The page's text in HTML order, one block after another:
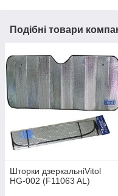
Подібні товари
Шторки дзеркальніVitol
HG-002 (F11063 AL)